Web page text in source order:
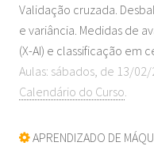
Validação cruzada.
e variância. Medidas de
(X-AI) e classificação em
Aulas: sábados, de 13/
Calendário do Curso
APRENDIZADO DE